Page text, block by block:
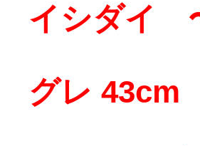
イシダイ
グレ 43cm